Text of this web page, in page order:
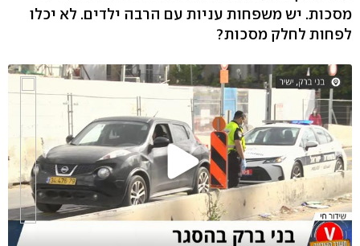
מסכות. יש משפחות עניות עם הרבה ילדים. לא יכלו
לפחות לחלק מסכות?